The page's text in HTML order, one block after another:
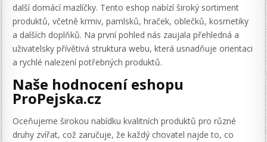
další domácí mazlíčky. Tento eshop nabízí široký sortiment
produktů, včetně krmiv, pamlsků, hraček, oblečků, kosmetiky
a dalších doplňků. Na první pohled nás zaujala přehledná a
uživatelsky přívětivá struktura webu, která usnadňuje orientaci
a rychlé nalezení potřebných produktů.
Naše hodnocení eshopu
ProPejska.cz
Oceňujeme širokou nabídku kvalitních produktů pro různé
druhy zvířat, což zaručuje, že každý chovatel najde to, co